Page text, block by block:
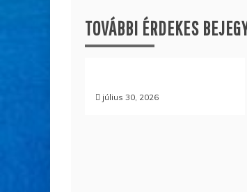
TOVÁBBI ÉRDEKES
július 30, 2026